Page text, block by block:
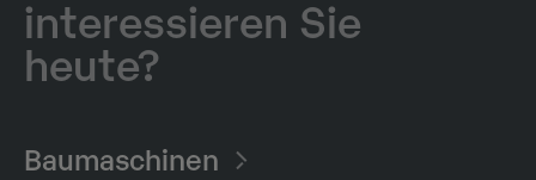
interessieren Sie
heute?
Baumaschinen​